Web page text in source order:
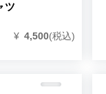
ツ
¥ 4,500(税込)